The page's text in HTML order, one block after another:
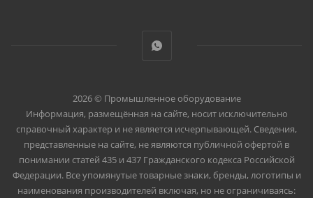
2026 © Промышленное оборудование
Информация, размещённая на сайте, носит исключительно
справочный характер и не является исчерпывающей. Сведения,
представленные на сайте, не являются публичной офертой в
понимании статей 435 и 437 Гражданского кодекса Российской
Федерации. Все упомянутые товарные знаки, бренды, логотипы и
наименования производителей включая, но не ограничиваясь: